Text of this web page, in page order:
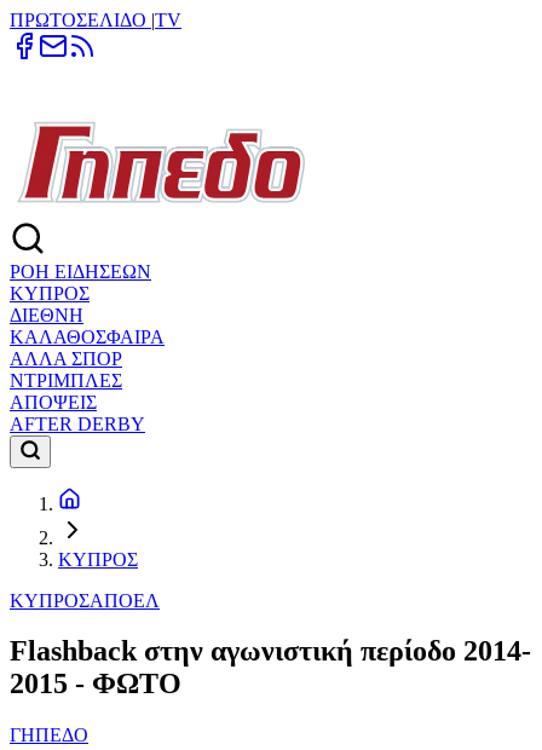
ΠΡΩΤΟΣΕΛΙΔΟ |TV
ΡΟΗ ΕΙΔΗΣΕΩΝ
ΚΥΠΡΟΣ
ΔΙΕΘΝΗ
ΚΑΛΑΘΟΣΦΑΙΡΑ
ΑΛΛΑ ΣΠΟΡ
ΝΤΡΙΜΠΛΕΣ
ΑΠΟΨΕΙΣ
AFTER DERBY
ΚΥΠΡΟΣ
ΚΥΠΡΟΣΑΠΟΕΛ
Flashback στην αγωνιστική περίοδο 2014-
2015 - ΦΩΤΟ
ΓΗΠΕΔΟ